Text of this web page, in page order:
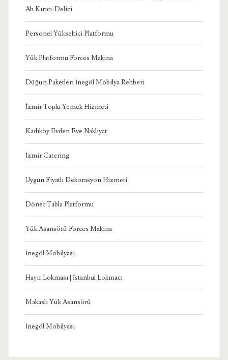
Ah Kırıcı-Delici
Personel Yükseltici Platformu
Yük Platformu Forces Makina
Düğün Paketleri İnegöl Mobilya Rehberi
İzmir Toplu Yemek Hizmeti
Kadıköy Evden Eve Nakliyat
İzmir Catering
Uygun Fiyatlı Dekorasyon Hizmeti
Döner Tabla Platformu
Yük Asansörü Forces Makina
İnegöl Mobilyası
Hayır Lokması | İstanbul Lokmacı
Makaslı Yük Asansörü
İnegöl Mobilyası